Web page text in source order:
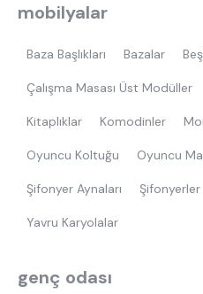
mobilyalar
Baza Başlıkları Bazalar
Çalışma Masası Üst Modüller
Kitaplıklar Komodinler
Oyuncu Koltuğu Oyuncu
Şifonyer Aynaları Şifonyerler
Yavru Karyolalar
genç odası